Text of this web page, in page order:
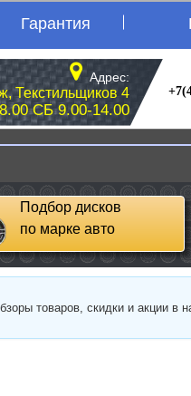
Гарантия
Адрес:
Текстильщиков 4
СБ 9.00-14.00
Подбор дисков
по марке авто
товаров, скидки и акции в